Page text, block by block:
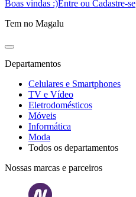
Boas vindas :)Entre ou Cadastre-se
Tem no Magalu
Departamentos
Celulares e Smartphones
TV e Vídeo
Eletrodomésticos
Móveis
Informática
Moda
Todos os departamentos
Nossas marcas e parceiros